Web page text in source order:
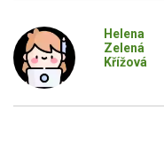
Helena
Zelená
Křížová